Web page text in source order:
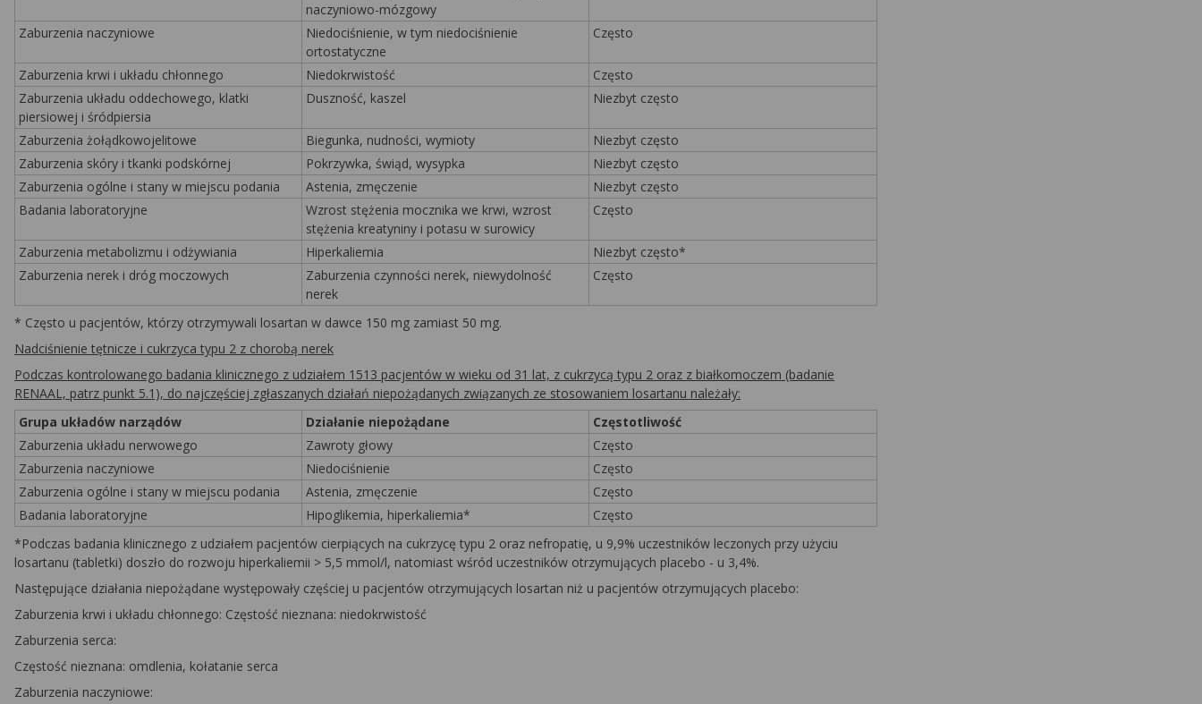
naczyniowo-mózgowy
Zaburzenia naczyniowe
Niedociśnienie, w tym niedociśnienie
ortostatyczne
Często
Zaburzenia krwi i układu chłonnego Niedokrwistość
Często
Zaburzenia układu oddechowego, klatki
piersiowej i śródpiersia
Duszność, kaszel Niezbyt często
Zaburzenia żołądkowojelitowe Biegunka, nudności, wymioty
Niezbyt często
Zaburzenia skóry i tkanki podskórnej
Pokrzywka, świąd, wysypka
Niezbyt często
Zaburzenia ogólne i stany w miejscu podania
Astenia, zmęczenie
Niezbyt często
Badania laboratoryjne
Wzrost stężenia mocznika we krwi, wzrost
stężenia kreatyniny i potasu w surowicy
Często
Zaburzenia metabolizmu i odżywiania Hiperkaliemia
Niezbyt często*
Zaburzenia nerek i dróg moczowych
Zaburzenia czynności nerek, niewydolność
nerek
Często
* Często u pacjentów, którzy otrzymywali losartan w dawce 150 mg zamiast 50 mg.
Nadciśnienie tętnicze i cukrzyca typu 2 z chorobą nerek
Podczas kontrolowanego badania klinicznego z udziałem 1513 pacjentów w wieku od 31 lat, z cukrzycą typu 2 oraz z białkomoczem (badanie
RENAAL, patrz punkt 5.1), do najczęściej zgłaszanych działań niepożądanych związanych ze stosowaniem losartanu należały:
Grupa układów narządów
Działanie niepożądane
Częstotliwość
Zaburzenia układu nerwowego
Zawroty głowy
Często
Zaburzenia naczyniowe
Niedociśnienie
Często
Zaburzenia ogólne i stany w miejscu podania
Astenia, zmęczenie
Często
Badania laboratoryjne
Hipoglikemia, hiperkaliemia*
Często
*Podczas badania klinicznego z udziałem pacjentów cierpiących na cukrzycę typu 2 oraz nefropatię, u 9,9% uczestników leczonych przy użyciu
losartanu (tabletki) doszło do rozwoju hiperkaliemii > 5,5 mmol/l, natomiast wśród uczestników otrzymujących placebo - u 3,4%.
Następujące działania niepożądane występowały częściej u pacjentów otrzymujących losartan niż u pacjentów otrzymujących placebo:
Zaburzenia krwi i układu chłonnego: Częstość nieznana: niedokrwistość
Zaburzenia serca:
Częstość nieznana: omdlenia, kołatanie serca
Zaburzenia naczyniowe: